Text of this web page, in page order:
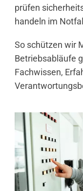
prüfen
handeln im
So schützen wir
Betriebsabläufe
Fachwissen,